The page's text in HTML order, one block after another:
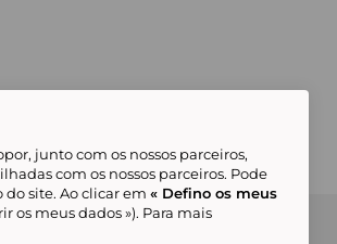
Condições Gerais
junto com os nossos parceiros,
com os nossos parceiros. Pode
site. Ao clicar em « Defino os meus
os meus dados »). Para mais